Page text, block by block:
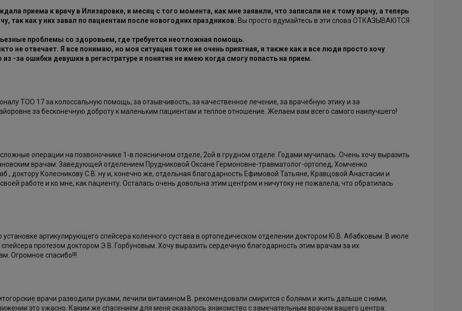
приема к врачу в Илизаровке, и месяц с того момента, как мне заявили, что записали не к тому врачу, а теперь
так как у них завал по пациентам после новогодних праздников. Вы просто вдумайтесь в эти слова ОТКАЗЫВАЮТСЯ
проблемы со здоровьем, где требуется неотложная помощь.
не отвечает. Я все понимаю, но моя ситуация тоже не очень приятная, я также как и все люди просто хочу
-за ошибки девушки в регистратуре я понятия не имею когда смогу попасть на прием.
ТОО 17 за колоссальную помощь, за отзывчивость, за качественное лечение, за врачебную этику и за
за бесконечную доброту к маленьким пациентам и теплое отношение. Желаем вам всего самого наилучшего!
операции на позвоночнике 1-в поясничном отделе, 2ой в грудном отделе. Годами мучилась .Очень хочу выразить
врачам: Заведующей отделением Прудниковой Оксане Гермоновне-травматолог-ортопед, Хомченко
доктору Колесникову С.В. ну и, конечно же, отдельная благодарность Ефимовой Татьяне, Кравцовой Анастасии и
работе и ко мне, как пациенту. Осталась очень довольна этим центром и ничутоку не пожалела, что обратилась
артикулирующего спейсера коленного сустава в ортопедическом отделении доктором Ю.В. Абабковым. В июле
протезом доктором Э.В. Горбуновым. Хочу выразить сердечную благодарность этим врачам за их
Огромное спасибо!!!
врачи разводили руками, лечили витамином B. рекомендовали смирится с болями и жить дальше с ними,
это ужасно. Каким же спасением для меня оказалось знакомство с замечательным врачом вашего центра: